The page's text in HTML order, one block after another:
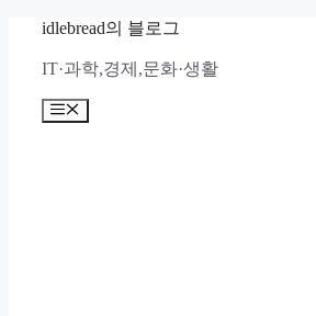
idlebread의 블로그
IT·과학,경제,문화·생활
메